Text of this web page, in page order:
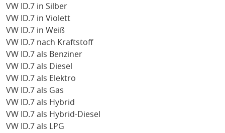
VW ID.7 in Silber
VW ID.7 in Violett
VW ID.7 in Weiß
VW ID.7 nach Kraftstoff
VW ID.7 als Benziner
VW ID.7 als Diesel
VW ID.7 als Elektro
VW ID.7 als Gas
VW ID.7 als Hybrid
VW ID.7 als Hybrid-Diesel
VW ID.7 als LPG